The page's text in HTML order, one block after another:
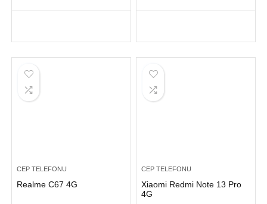
CEP TELEFONU
Realme C67 4G
CEP TELEFONU
Xiaomi Redmi Note 13 Pro
4G